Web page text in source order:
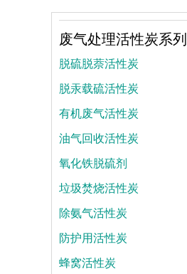
废气处理活性炭系列
脱硫脱萘活性炭
脱汞载硫活性炭
有机废气活性炭
油气回收活性炭
氧化铁脱硫剂
垃圾焚烧活性炭
除氨气活性炭
防护用活性炭
蜂窝活性炭